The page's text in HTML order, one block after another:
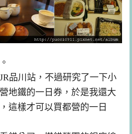
品川站，不過研究了一下小
地鐵的一日券，於是我還大
這樣才可以買都營的一日